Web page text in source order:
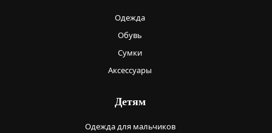
Одежда
Обувь
Сумки
Аксессуары
Детям
Одежда для мальчиков